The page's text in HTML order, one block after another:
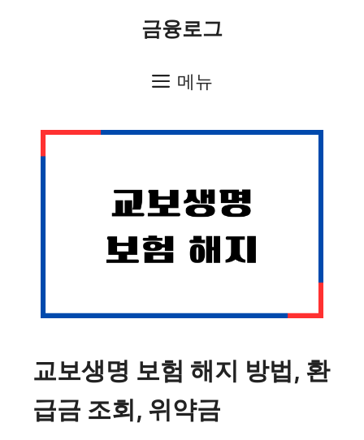
금융로그
메뉴
교보생명 보험 해지 방법, 환
급금 조회, 위약금